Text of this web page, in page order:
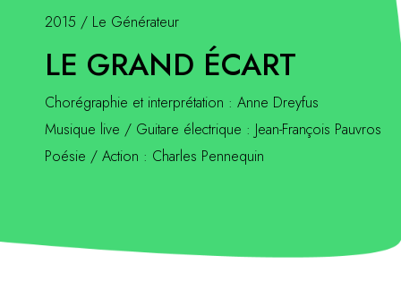
2015 / Le Générateur
LE GRAND ÉCART
Chorégraphie et interprétation : Anne Dreyfus
Musique live / Guitare électrique : Jean-François Pauvros
Poésie / Action : Charles Pennequin